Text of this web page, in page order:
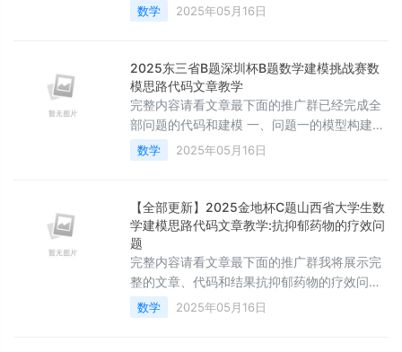
态表示&#xff1a;以某一个位置为结尾或者以某
一个位置为起点 dp[i]表示&#xff1a;在
数学 2025年05月16日
2025东三省B题深圳杯B题数学建模挑战赛数
模思路代码文章教学
完整内容请看文章最下面的推广群已经完成全
部问题的代码和建模 一、问题一的模型构建与
优化&#xff08;RGB颜色空间转换模型&#xff09;
基础模型&#xff08;线性映射模型&#xff09;/高
&#xff08;GPR&#xff09;&#xff1a; 针对高清视频
源&#xff08;BT2020标准&#xff09;与普通RGB
显示器之间的色彩空间差异&#xff0c;基础方法
一般是采
数学 2025年05月16日
【全部更新】2025金地杯C题山西省大学生数
学建模思路代码文章教学:抗抑郁药物的疗效问
题
完整内容请看文章最下面的推广群我将展示完
整的文章、代码和结果抗抑郁药物的疗效问题
摘要 抑郁症是全球范围内严重影响人类健康的
疾病&#xff0c;患者人数逐年上升&#xff0c;尤其
数学 2025年05月16日